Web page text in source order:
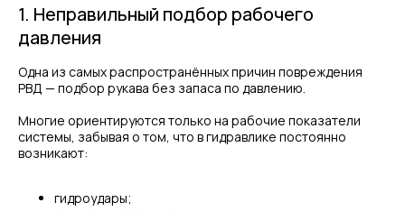
1. Неправильный подбор рабочего
давления
Одна из самых распространённых причин повреждения
РВД — подбор рукава без запаса по давлению.
Многие ориентируются только на рабочие показатели
системы, забывая о том, что в гидравлике постоянно
возникают:
гидроудары;